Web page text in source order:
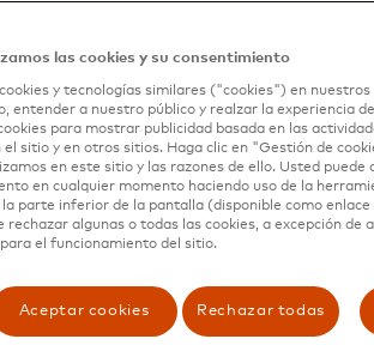
del bienestar de sus
ante los accionistas, socios y sus
en esencia, ambas partes
de los datos, un flujo comercial
sustenta todo ello.
este formidable tema,
GSMA, anunció el Foro de
en colaboración con el
El Foro tiene como objetivo
público y privado superen las
de la política digital y la gobernanza
del DAF en el Tech Hub de
las cookies y su consentimiento
y tecnologías similares ("cookies") en
entender a nuestro público y realzar la experiencia
para mostrar publicidad basada en las
el sitio y en otros sitios. Haga clic en "Gestión de
en este sitio y las razones de ello. Usted puede
en cualquier momento haciendo uso de la
la parte inferior de la pantalla (disponible como
rechazar algunas o todas las cookies, a excepción de
el funcionamiento del sitio.
Aceptar cookies Rechazar todas